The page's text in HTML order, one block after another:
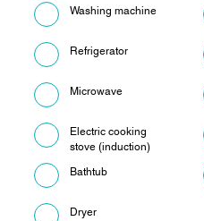
Washing machine
Refrigerator
Microwave
Electric cooking
stove (induction)
Bathtub
Dryer